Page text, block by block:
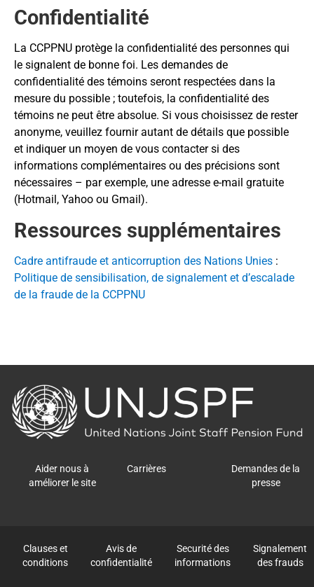
Confidentialité
La CCPPNU protège la confidentialité des personnes qui
le signalent de bonne foi. Les demandes de
confidentialité des témoins seront respectées dans la
mesure du possible ; toutefois, la confidentialité des
témoins ne peut être absolue. Si vous choisissez de rester
anonyme, veuillez fournir autant de détails que possible
et indiquer un moyen de vous contacter si des
informations complémentaires ou des précisions sont
nécessaires – par exemple, une adresse e-mail gratuite
(Hotmail, Yahoo ou Gmail).
Ressources supplémentaires
Cadre antifraude et anticorruption des Nations Unies :
Politique de sensibilisation, de signalement et d’escalade
de la fraude de la CCPPNU
Back
to
the
homepage
Aider nous à
améliorer le site
Carrières
Demandes de la
presse
Clauses et
conditions
Avis de
confidentialité
Securité des
informations
Signalement
des frauds